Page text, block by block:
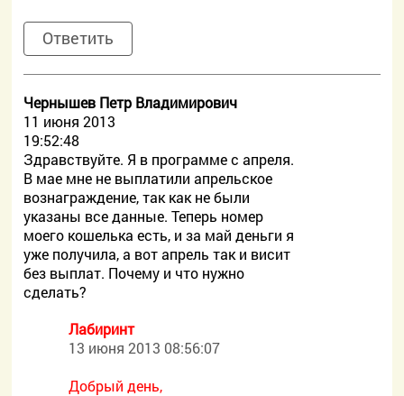
Ответить
Чернышев Петр Владимирович
11 июня 2013
19:52:48
Здравствуйте. Я в программе с апреля.
В мае мне не выплатили апрельское
вознаграждение, так как не были
указаны все данные. Теперь номер
моего кошелька есть, и за май деньги я
уже получила, а вот апрель так и висит
без выплат. Почему и что нужно
сделать?
Лабиринт
13 июня 2013 08:56:07
Добрый день,